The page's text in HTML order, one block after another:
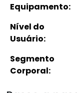
Equipamento:
Nível do
Usuário:
Segmento
Corporal: